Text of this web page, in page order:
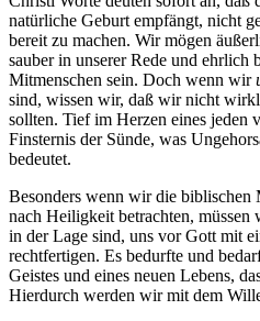
natürliche Geburt empfängt, nicht
bereit zu machen. Wir mögen
sauber in unserer Rede und ehrlich
Mitmenschen sein. Doch wenn wir
sind, wissen wir, daß wir nicht
sollten. Tief im Herzen eines jeden
Finsternis der Sünde, was
bedeutet.
Besonders wenn wir die biblischen
nach Heiligkeit betrachten,
in der Lage sind, uns vor Gott mit
rechtfertigen. Es bedurfte und
Geistes und eines neuen Lebens,
Hierdurch werden wir mit dem